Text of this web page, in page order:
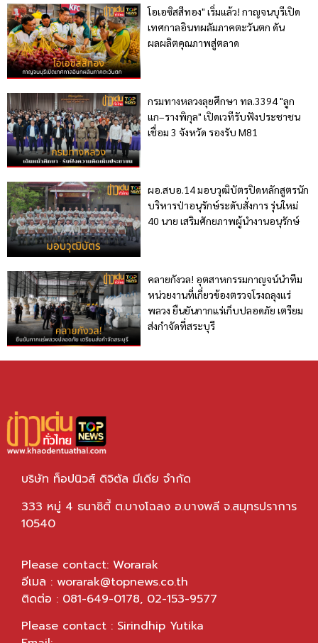
โอเอซิสสีทอง" เริ่มแล้ว! กาญจนบุรีเปิด
เทศกาลอินทผลัมภาคตะวันตก ดัน
ผลผลิตคุณภาพสู่ตลาด
กรมทางหลวงลุยศึกษา ทล.3394 "ลูก
แก–รางพิกุล" เปิดเวทีรับฟังประชาชน
เชื่อม 3 จังหวัด รองรับ M81
ผอ.สบอ.14 มอบวุฒิบัตรปิดหลักสูตรนัก
บริหารป่าอนุรักษ์ระดับสั่งการ รุ่นใหม่
40 นาย เสริมศักยภาพผู้นำงานอนุรักษ์
คลายกังวล! อุตสาหกรรมกาญจน์นำทีม
หน่วยงานที่เกี่ยวข้องตรวจโรงถลุงแร่
พลวง ยืนยันกากแร่เก็บปลอดภัย เตรียม
ส่งกำจัดที่สระบุรี
บริษัท ท็อปนิวส์ ดิจิตัล มีเดีย จำกัด
333 หมู่ 4 ธนาซิตี้ ต.บางโฉลง อ.บางพลี จ.สมุทรปราการ
10540
Please contact: Worarak
อีเมล : worarak@topnews.co.th
ติดต่อ : 081-649-0178, 02-153-9577
Please contact : Sirindhip Yutika